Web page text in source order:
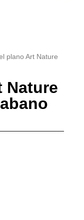
plano Art Nature
Nature